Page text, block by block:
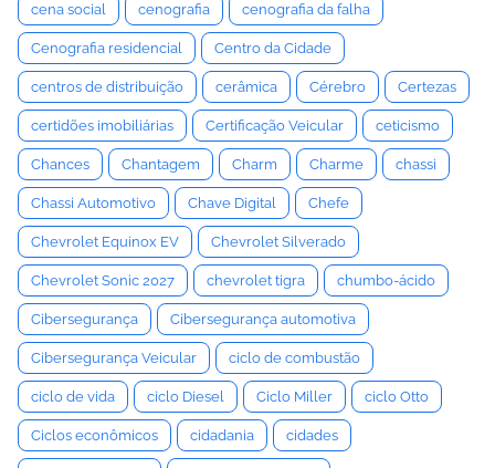
cena social cenografia cenografia da falha
Cenografia residencial Centro da Cidade
centros de distribuição cerâmica Cérebro Certezas
certidões imobiliárias Certificação Veicular ceticismo
Chances Chantagem Charm Charme chassi
Chassi Automotivo Chave Digital Chefe
Chevrolet Equinox EV Chevrolet Silverado
Chevrolet Sonic 2027 chevrolet tigra chumbo-ácido
Cibersegurança Cibersegurança automotiva
Cibersegurança Veicular ciclo de combustão
ciclo de vida ciclo Diesel Ciclo Miller ciclo Otto
Ciclos econômicos cidadania cidades